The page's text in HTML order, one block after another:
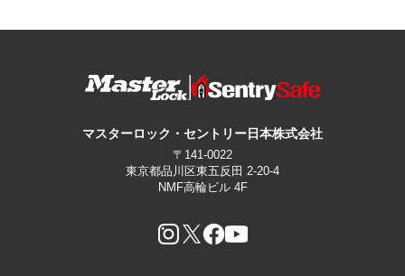
マスターロック・セントリー日本株式会社
〒141-0022
東京都品川区東五反田 2-20-4
NMF高輪ビル 4F